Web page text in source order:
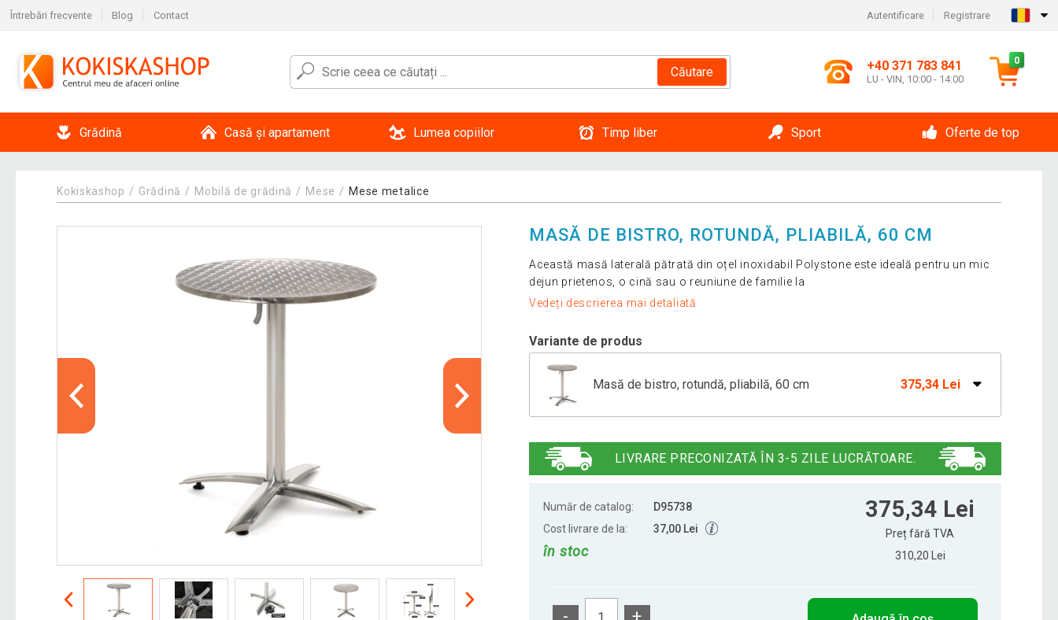
Întrebări frecvente Blog Contact Autentificare Registrare
Căutare +40 371 783 841
LU - VIN, 10:00 - 14:00
0
Grădină Casă și apartament Lumea copiilor Timp liber Sport Oferte de top
Kokiskashop Grădină Mobilă de grădină Mese Mese metalice
MASĂ DE BISTRO, ROTUNDĂ, PLIABILĂ, 60 CM
Această masă laterală pătrată din oțel inoxidabil Polystone este ideală pentru un mic
dejun prietenos, o cină sau o reuniune de familie la
Vedeți descrierea mai detaliată
Variante de produs
Masă de bistro, rotundă, pliabilă, 60 cm 375,34 Lei
392,50 Lei
Masă de bar rotundă 110 cm - argintiu, reglabilă 403,47 Lei
350,90 Lei
LIVRARE PRECONIZATĂ ÎN 3-5 ZILE LUCRĂTOARE.
Număr de catalog:
D95738
Cost livrare de la:
37,00 Lei
în stoc
375,34 Lei
Preț fără TVA
310,20 Lei